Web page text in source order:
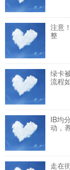
注意
整
绿卡
流程
IB均
动，
走在